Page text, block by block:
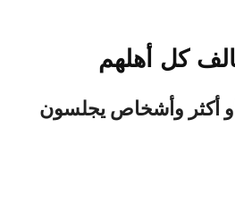
كل أهلهم